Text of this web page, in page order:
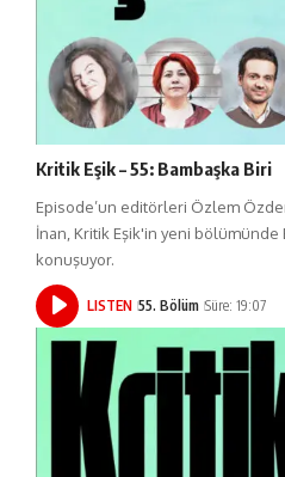
Kritik Eşik – 55: Bambaşka Biri
Episode’un editörleri Özlem
İnan, Kritik Eşik'in yeni bölümünde
konuşuyor.
LISTEN 55. Bölüm Süre: 19:07